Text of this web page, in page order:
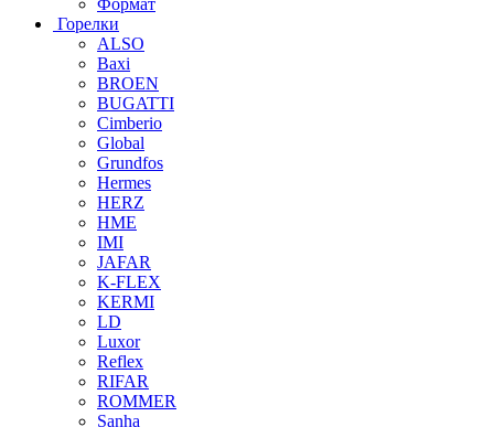
Горелки
ALSO
Baxi
BROEN
BUGATTI
Cimberio
Global
Grundfos
Hermes
HERZ
HME
IMI
JAFAR
K-FLEX
KERMI
LD
Luxor
Reflex
RIFAR
ROMMER
Sanha